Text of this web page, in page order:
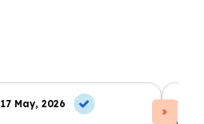
17 May, 2026